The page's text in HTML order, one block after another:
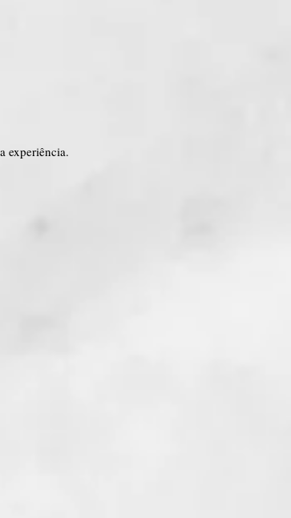
experiência.